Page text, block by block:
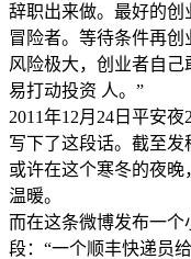
辞职出来做。最好的
冒险者。等待条件再
风险极大，创业者自
易打动投资 人。”
2011年12月24日平安
写下了这段话。截至发
或许在这个寒冬的夜
温暖。
而在这条微博发布一
段：“一个顺丰快递员